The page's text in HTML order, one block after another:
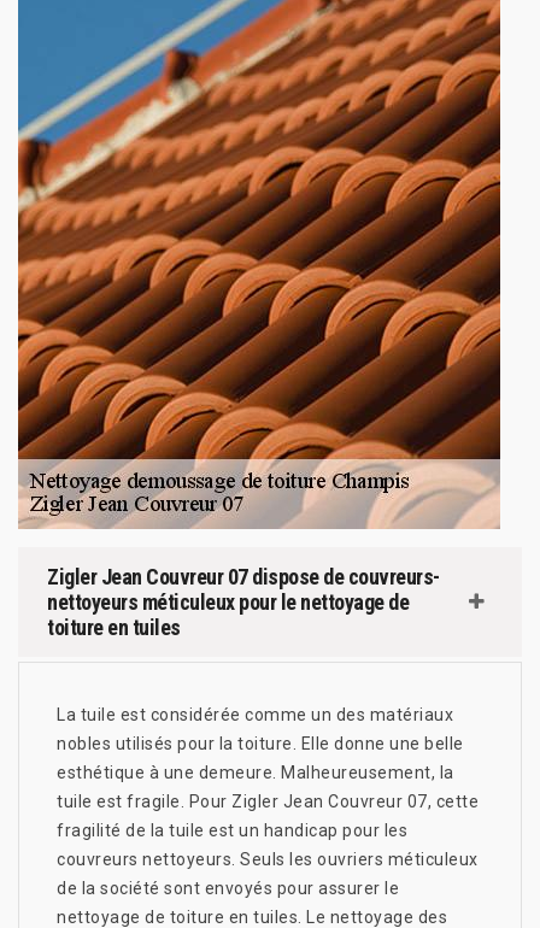
Zigler Jean Couvreur 07 dispose de couvreurs-
nettoyeurs méticuleux pour le nettoyage de
toiture en tuiles
La tuile est considérée comme un des matériaux
nobles utilisés pour la toiture. Elle donne une belle
esthétique à une demeure. Malheureusement, la
tuile est fragile. Pour Zigler Jean Couvreur 07, cette
fragilité de la tuile est un handicap pour les
couvreurs nettoyeurs. Seuls les ouvriers méticuleux
de la société sont envoyés pour assurer le
nettoyage de toiture en tuiles. Le nettoyage des